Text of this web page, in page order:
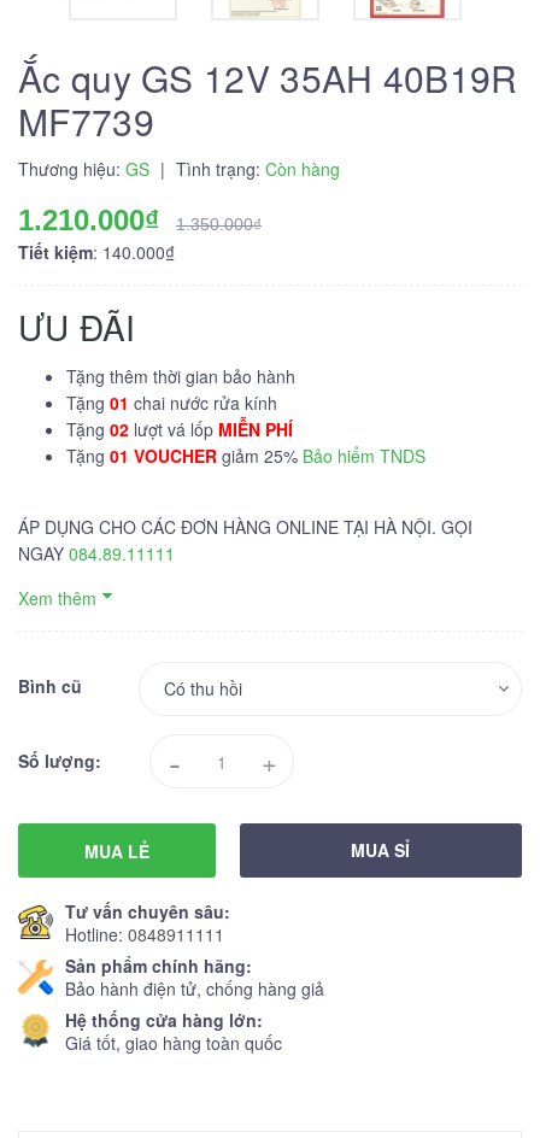
Ắc quy GS 12V 35AH 40B19R
MF7739
Thương hiệu: GS | Tình trạng: Còn hàng
1.210.000₫ 1.350.000₫
Tiết kiệm: 140.000₫
ƯU ĐÃI
Tặng thêm thời gian bảo hành
Tặng 01 chai nước rửa kính
Tặng 02 lượt vá lốp MIỄN PHÍ
Tặng 01 VOUCHER giảm 25% Bảo hiểm TNDS
ÁP DỤNG CHO CÁC ĐƠN HÀNG ONLINE TẠI HÀ NỘI. GỌI
NGAY 084.89.11111
Xem thêm
Bình cũ
Số lượng: - +
MUA LẺ MUA SỈ
Tư vấn chuyên sâu:
Hotline: 0848911111
Sản phẩm chính hãng:
Bảo hành điện tử, chống hàng giả
Hệ thống cửa hàng lớn:
Giá tốt, giao hàng toàn quốc